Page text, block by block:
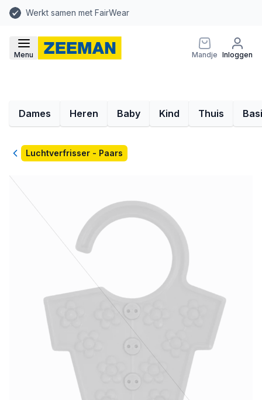
Werkt samen met FairWear
Menu Mandje Inloggen
Dames Heren Baby Kind Thuis
TerugLuchtverfrisser - Paars